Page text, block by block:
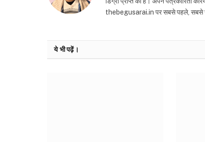
thebegusarai.in पर सबसे पहले, सबसे
ये भी पढ़ें।